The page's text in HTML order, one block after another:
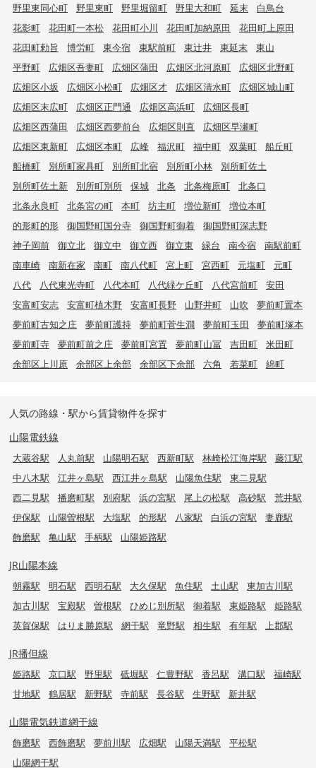
野里東同心町
野里東町 野里堀留町 野里大和町 延末
白鳥台
花影町
花田町一本松 花田町小川 花田町加納原田
花田町上原田
花田町勅旨
博労町 東今宿 東駅前町 東辻井 東延末
東山
平野町
広畑区吾妻町 広畑区蒲田 広畑区北河原町
広畑区北野町
広畑区小坂
広畑区小松町 広畑区才 広畑区清水町
広畑区城山町
広畑区末広町
広畑区正門通 広畑区高浜町
広畑区長町
広畑区西蒲田
広畑区西夢前台 広畑区則直
広畑区早瀬町
広畑区東新町
広畑区本町 広峰 福沢町 福中町 双葉町
船丘町
船橋町
別所町家具町 別所町北宿 別所町小林
別所町佐土
別所町佐土新
別所町別所 保城 北条 北条梅原町
北条口
北条永良町
北条宮の町 本町 坊主町 増位新町
増位本町
的形町的形
御国野町国分寺 御国野町御着
御国野町深志野
神子岡前
御立北 御立中 御立西 御立東 緑台 南今宿
南駅前町
南車崎
南新在家 南町 南八代町 宮上町 宮西町 元塩町
元町
八代
八代東光寺町 八代本町 八代緑ケ丘町 八代宮前町
安田
安富町安志
安富町植木野 安富町長野 山野井町 山吹
夢前町置本
夢前町古知之庄
夢前町護持 夢前町菅生澗 夢前町玉田
夢前町塚本
夢前町寺
夢前町前之庄 夢前町宮置 夢前町山冨 吉田町
米田町
余部区上川原
余部区上余部 余部区下余部 六角 若菜町 綿町
人気の路線・駅から賃貸物件を探す
山陽電鉄線
大蔵谷駅 人丸前駅 山陽明石駅 西新町駅 林崎松江海岸駅
藤江駅
中八木駅
江井ヶ島駅 西江井ヶ島駅 山陽魚住駅
東二見駅
西二見駅
播磨町駅 別府駅 浜の宮駅 尾上の松駅 高砂駅
荒井駅
伊保駅
山陽曽根駅 大塩駅 的形駅 八家駅 白浜の宮駅
妻鹿駅
飾磨駅
亀山駅 手柄駅 山陽姫路駅
JR山陽本線
朝霧駅 明石駅 西明石駅 大久保駅 魚住駅 土山駅
東加古川駅
加古川駅
宝殿駅 曽根駅 ひめじ別所駅 御着駅 東姫路駅
姫路駅
英賀保駅
はりま勝原駅 網干駅 竜野駅 相生駅 有年駅 上郡駅
JR播但線
姫路駅 京口駅 野里駅 砥堀駅 仁豊野駅 香呂駅 溝口駅
福崎駅
甘地駅
鶴居駅 新野駅 寺前駅 長谷駅 生野駅 新井駅
山陽電気鉄道網干線
飾磨駅 西飾磨駅 夢前川駅 広畑駅 山陽天満駅
平松駅
山陽網干駅